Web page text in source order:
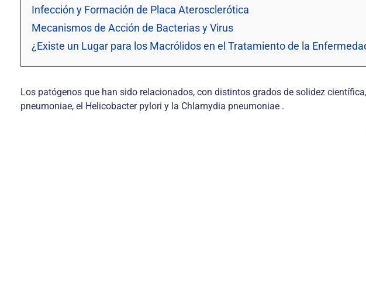
Infección y Formación de Placa Aterosclerótica
Mecanismos de Acción de Bacterias y Virus
¿Existe un Lugar para los Macrólidos en el Tratamiento de la
Los patógenos que han sido relacionados, con distintos grados de solidez
pneumoniae, el Helicobacter pylori y la Chlamydia pneumoniae .